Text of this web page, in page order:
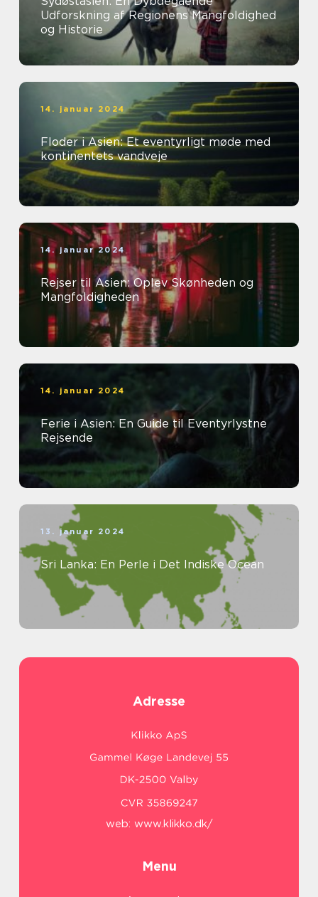
Udforskning af Regionens Mangfoldighed
og Historie
14. januar 2024
Floder i Asien: Et eventyrligt møde med
kontinentets vandveje
14. januar 2024
Rejser til Asien: Oplev Skønheden og
Mangfoldigheden
14. januar 2024
Ferie i Asien: En Guide til Eventyrlystne
Rejsende
13. januar 2024
Sri Lanka: En Perle i Det Indiske Ocean
Adresse
web: www.klikko.dk/
Menu